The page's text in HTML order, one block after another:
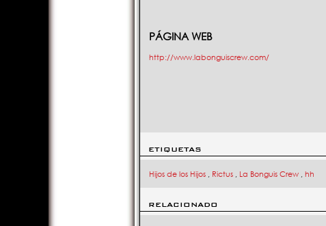
PÁGINA WEB
http://www.labonguiscrew.com/
ETIQUETAS
Hijos de los Hijos, Rictus, La Bonguis Crew, hh
RELACIONADO